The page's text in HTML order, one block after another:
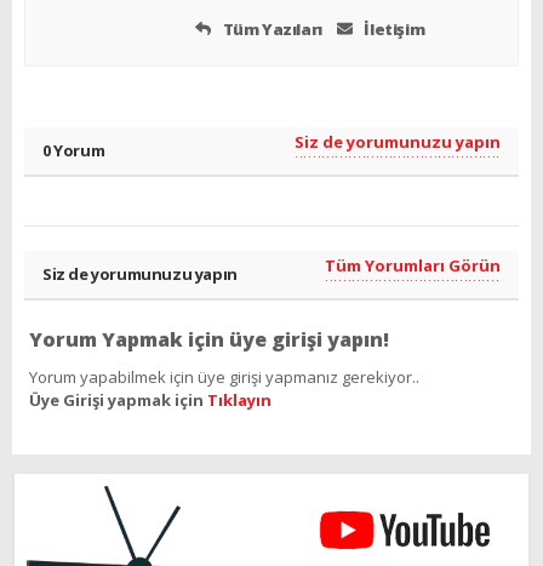
Tüm Yazıları İletişim
0 Yorum Siz de yorumunuzu yapın
Siz de yorumunuzu yapın Tüm Yorumları Görün
Yorum Yapmak için üye girişi yapın!
Yorum yapabilmek için üye girişi yapmanız gerekiyor..
Üye Girişi yapmak için Tıklayın